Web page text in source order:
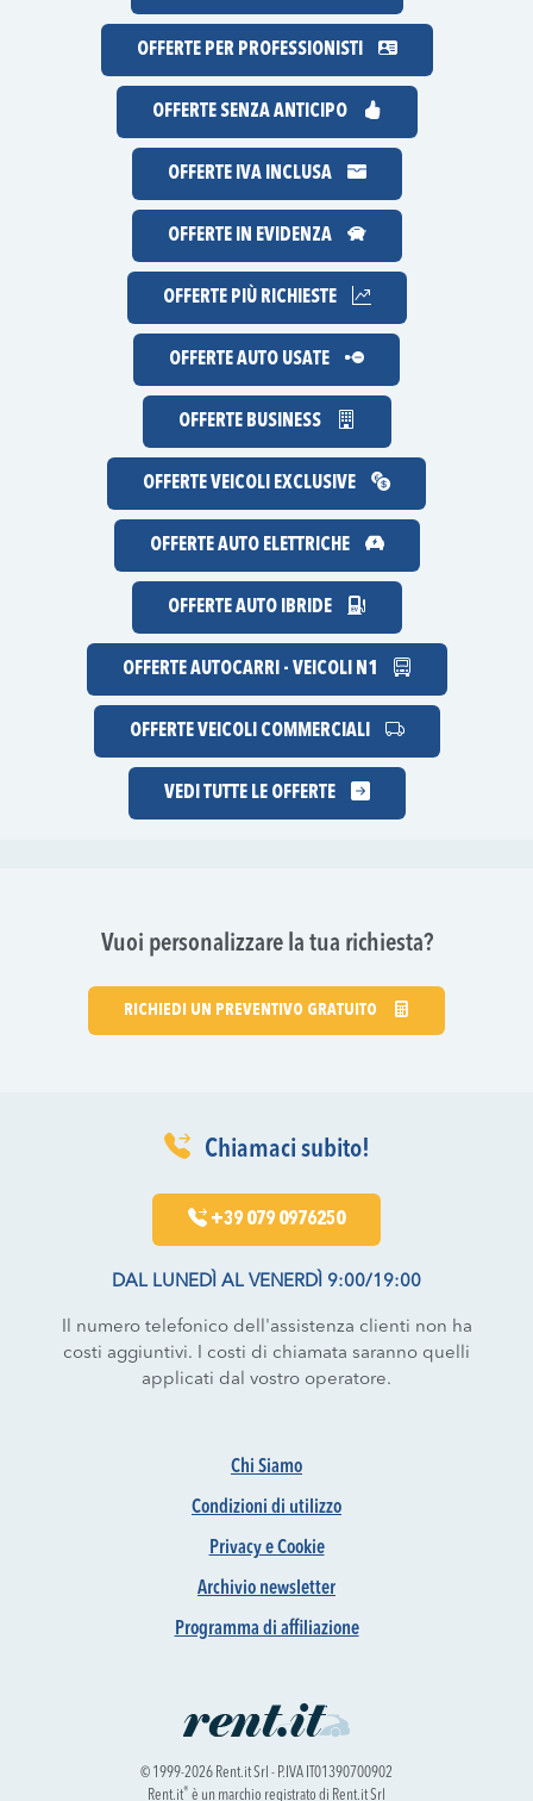
OFFERTE PER PROFESSIONISTI
OFFERTESENZA ANTICIPO
OFFERTE IVA INCLUSA
OFFERTE IN EVIDENZA
OFFERTE PIÙ RICHIESTE
OFFERTE AUTO USATE
OFFERTE BUSINESS
OFFERTE VEICOLI EXCLUSIVE
OFFERTE AUTO ELETTRICHE
OFFERTE AUTO IBRIDE
OFFERTE AUTOCARRI - VEICOLI N1
OFFERTE VEICOLI COMMERCIALI
VEDI TUTTE LE OFFERTE
Vuoi personalizzare la tua richiesta?
RICHIEDI UN PREVENTIVO GRATUITO
Chiamaci subito!
+39 079 0976250
DAL LUNEDÌ AL VENERDÌ 9:00/19:00
Il numero telefonico dell'assistenza clienti non ha
costi aggiuntivi. I costi di chiamata saranno quelli
applicati dal vostro operatore.
Chi Siamo
Condizioni di utilizzo
Privacy e Cookie
Archivio newsletter
Programma di affiliazione
© 1999-2026 Rent.it Srl - P.IVA IT01390700902
Rent.it® è un marchio registrato di Rent.it Srl